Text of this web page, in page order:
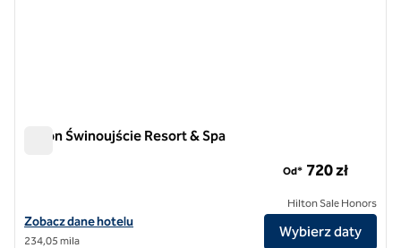
Hilton Świnoujście Resort & Spa
Zobacz szczegóły hotelu Hilton Świnoujście Resort & Spa
Zobacz dane hotelu
234,05 mila
Od* 720 zł
Hilton Sale Honors
Wybierz daty